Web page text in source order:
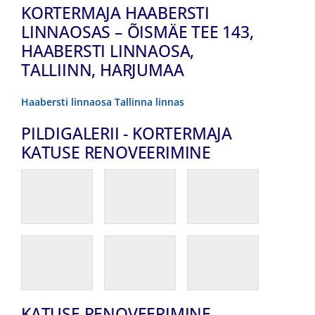
KORTERMAJA HAABERSTI
LINNAOSAS – ÕISMÄE TEE 143,
HAABERSTI LINNAOSA,
TALLIINN, HARJUMAA
Haabersti linnaosa Tallinna linnas
PILDIGALERII - KORTERMAJA
KATUSE RENOVEERIMINE